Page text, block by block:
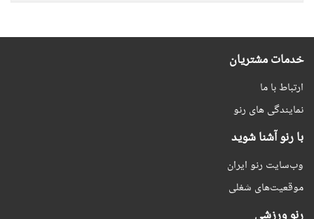
خدمات مشتریان
ارتباط با ما
نمایندگی های رنو
با رنو آشنا شوید
وب‌سایت رنو ایران
موقعیت‌های شغلی